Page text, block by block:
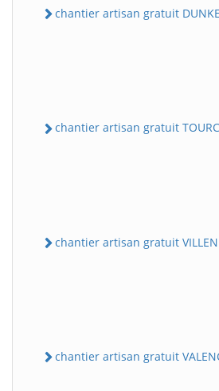
chantier artisan gratuit
chantier artisan gratuit
chantier artisan gratuit
chantier artisan gratuit